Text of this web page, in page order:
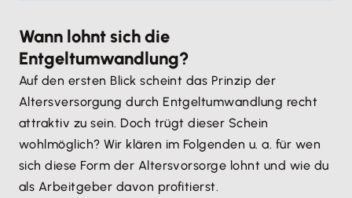
Wann lohnt sich die
Entgeltumwandlung?
Auf den ersten Blick scheint das Prinzip der
Altersversorgung durch Entgeltumwandlung recht
attraktiv zu sein. Doch trügt dieser Schein
wohlmöglich? Wir klären im Folgenden u. a. für wen
sich diese Form der Altersvorsorge lohnt und wie du
als Arbeitgeber davon profitierst.